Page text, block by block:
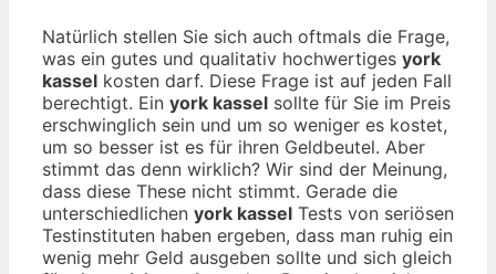
Natürlich stellen Sie sich auch oftmals die Frage,
was ein gutes und qualitativ hochwertiges york
kassel kosten darf. Diese Frage ist auf jeden Fall
berechtigt. Ein york kassel sollte für Sie im Preis
erschwinglich sein und um so weniger es kostet,
um so besser ist es für ihren Geldbeutel. Aber
stimmt das denn wirklich? Wir sind der Meinung,
dass diese These nicht stimmt. Gerade die
unterschiedlichen york kassel Tests von seriösen
Testinstituten haben ergeben, dass man ruhig ein
wenig mehr Geld ausgeben sollte und sich gleich